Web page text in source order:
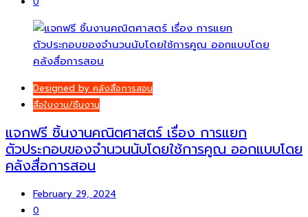
Designed by คลังสื่อการสอน
สื่อใบงาน/ชิ้นงาน
แจกฟรี ชิ้นงานคณิตศาสตร์ เรื่อง การแยก
ตัวประกอบของจำนวนนับโดยใช้การคูณ ออกแบบโดย
คลังสื่อการสอน
February 29, 2024
0